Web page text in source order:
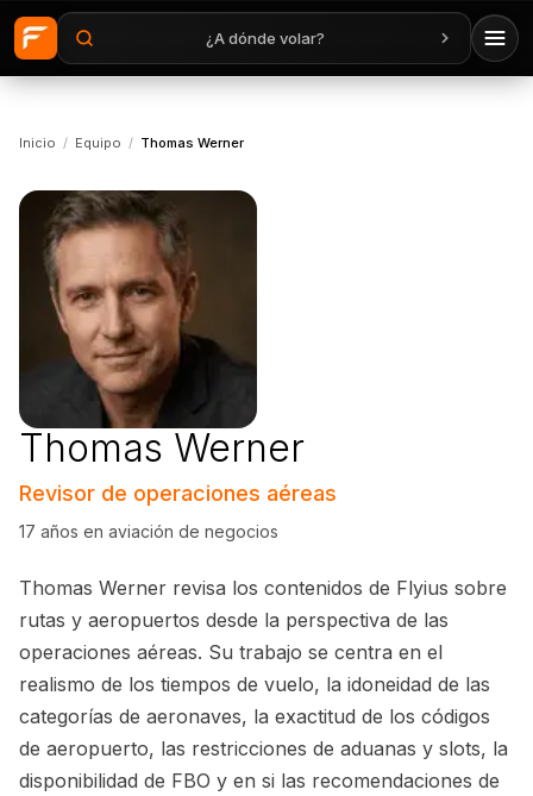
Saltar al contenido principal
¿A dónde volar?
Inicio / Equipo / Thomas Werner
Thomas Werner
Revisor de operaciones aéreas
17 años en aviación de negocios
Thomas Werner revisa los contenidos de Flyius sobre
rutas y aeropuertos desde la perspectiva de las
operaciones aéreas. Su trabajo se centra en el
realismo de los tiempos de vuelo, la idoneidad de las
categorías de aeronaves, la exactitud de los códigos
de aeropuerto, las restricciones de aduanas y slots, la
disponibilidad de FBO y en si las recomendaciones de